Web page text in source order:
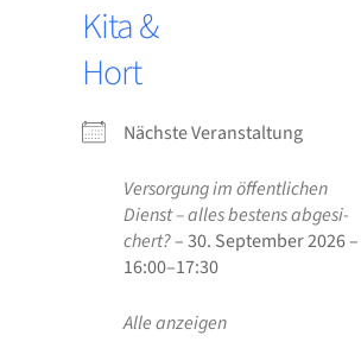
Kita &
Hort
Nächs­te Ver­an­stal­tung
Ver­sor­gung im öffent­li­chen
Dienst – alles bes­tens abge­si­
chert?– 30. Sep­tem­ber 2026 –
16:00–17:30
Alle anzei­gen